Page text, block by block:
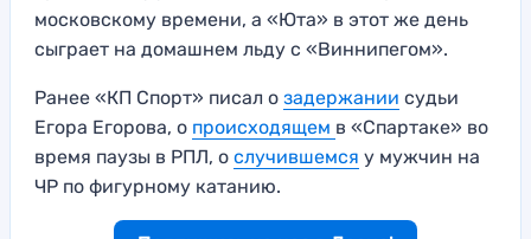
московскому времени, а «Юта» в этот же день
сыграет на домашнем льду с «Виннипегом».
Ранее «КП Спорт» писал о задержании судьи
Егора Егорова, о происходящем в «Спартаке» во
время паузы в РПЛ, о случившемся у мужчин на
ЧР по фигурному катанию.